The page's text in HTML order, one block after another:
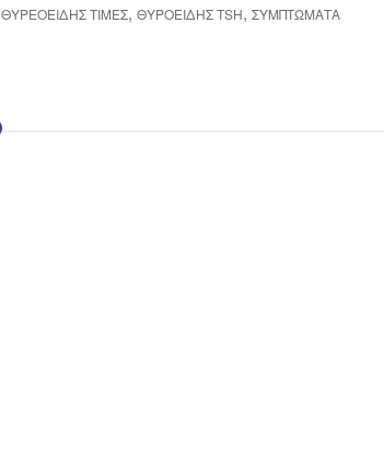
ΘΥΡΕΟΕΙΔΉΣ ΤΙΜΈΣ, ΘΥΡΟΕΙΔΗΣ TSH, ΣΥΜΠΤΏΜΑΤΑ